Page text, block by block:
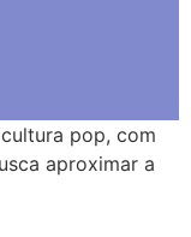
pop, com
aproximar a